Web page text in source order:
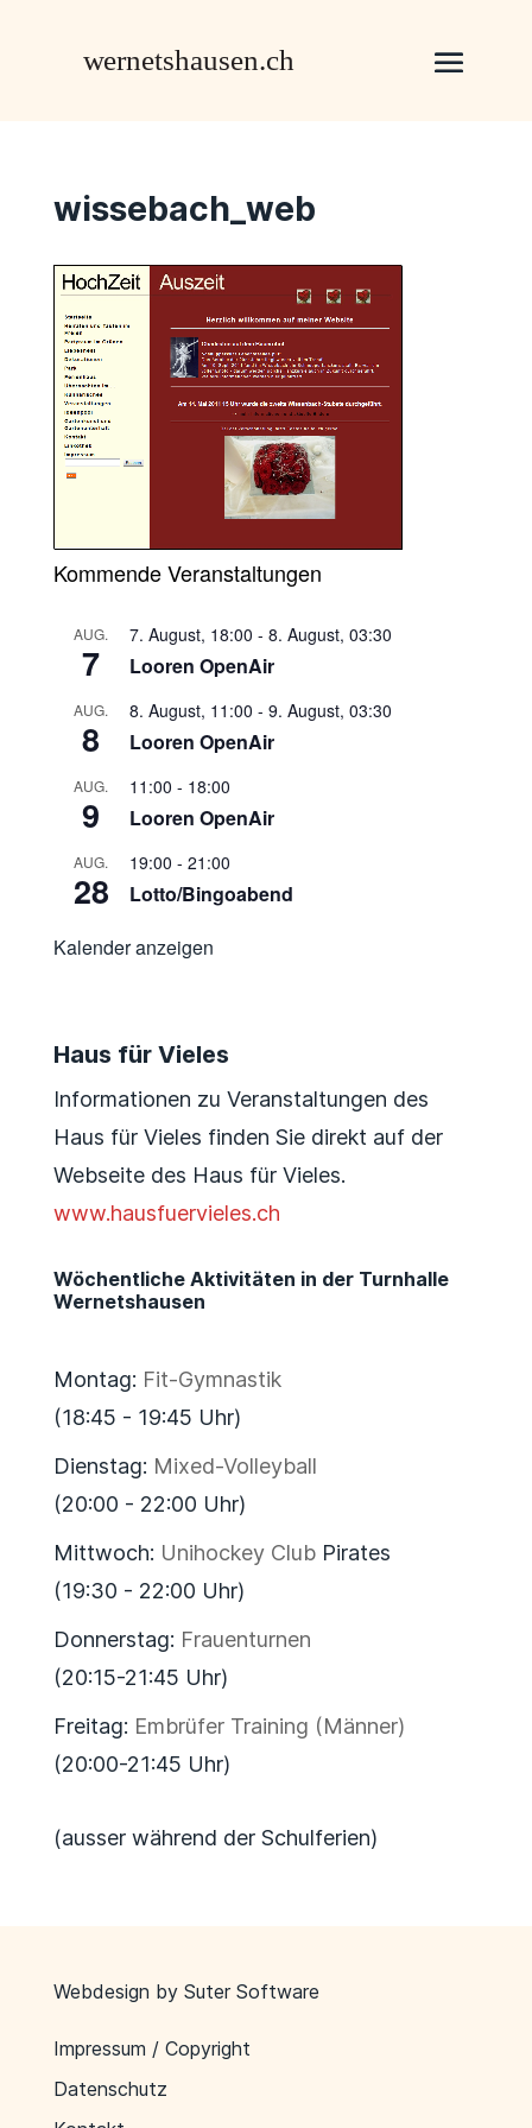
wissebach_web
Kommende Veranstaltungen
AUG.
7
7. August, 18:00 - 8. August, 03:30
Looren OpenAir
AUG.
8
8. August, 11:00 - 9. August, 03:30
Looren OpenAir
AUG.
9
11:00 - 18:00
Looren OpenAir
AUG.
28
19:00 - 21:00
Lotto/Bingoabend
Kalender anzeigen
Haus für Vieles
Informationen zu Veranstaltungen des
Haus für Vieles finden Sie direkt auf der
Webseite des Haus für Vieles.
www.hausfuervieles.ch
Wöchentliche Aktivitäten in der Turnhalle
Wernetshausen
Montag: Fit-Gymnastik
(18:45 - 19:45 Uhr)
Dienstag: Mixed-Volleyball
(20:00 - 22:00 Uhr)
Mittwoch: Unihockey ClubPirates
(19:30 - 22:00 Uhr)
Donnerstag: Frauenturnen
(20:15-21:45 Uhr)
Freitag: Embrüfer Training (Männer)
(20:00-21:45 Uhr)
(ausser während der Schulferien)
Webdesign by Suter Software
Impressum / Copyright
Datenschutz